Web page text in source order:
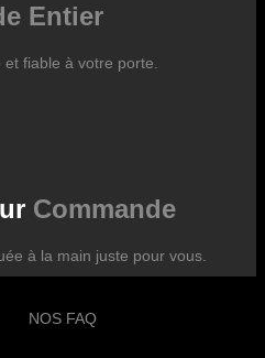
Entier
et fiable à votre porte.
Commande
à la main juste pour vous.
NOS FAQ